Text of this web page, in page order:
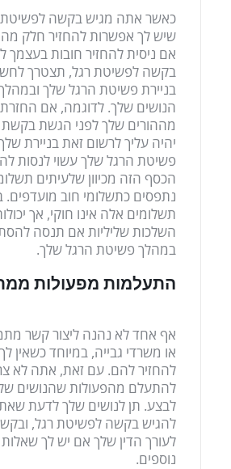
כאשר אתה מגיש בקשה לפשיטת
שיש לך אפשרות להחזיר חלק
אם ניסית להחזיר חובות בעצמך
בקשה לפשיטת רגל, תצטרך
בניירת פשיטת הרגל שלך
הנושים שלך. לדוגמה, אם
מההורים שלך לפני הגשת
יהיה עליך לרשום זאת בניירת
פשיטת הרגל שלך עשוי לנסות
הכסף הזה מכיוון שלעיתים
נתפסים כתשלומי חוב מועדפים.
תשלומים אלה אינו חוקי, אך
השלכות שליליות אם תנסה
במהלך פשיטת הרגל שלך.
התעלמות מפעולות
אף אחד לא נהנה ליצור קשר
או משרדי גבייה, במיוחד כשאין
להחזיר להם. עם זאת, אתה לא
להתעלם מהפעולות שהנושים
לבצע. תן לנושים שלך לדעת
להגיש בקשה לפשיטת רגל,
לעורך הדין שלך אם יש לך
נוספים.